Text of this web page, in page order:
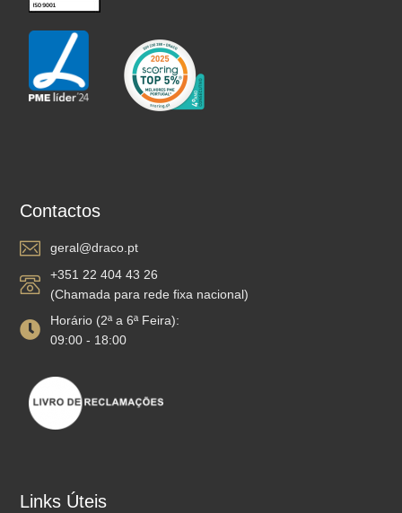
Contactos
geral@draco.pt
+351 22 404 43 26
(Chamada para rede fixa nacional)
Horário (2ª a 6ª Feira):
09:00 - 18:00
Links Úteis